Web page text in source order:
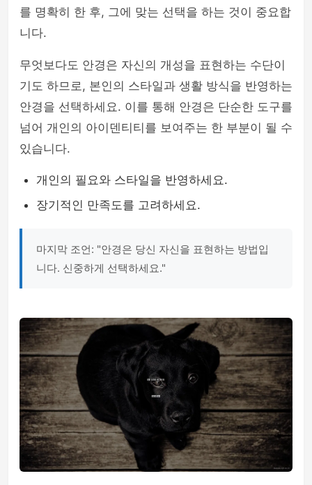
를 명확히 한 후, 그에 맞는 선택을 하는 것이 중요합
니다.
무엇보다도 안경은 자신의 개성을 표현하는 수단이
기도 하므로, 본인의 스타일과 생활 방식을 반영하는
안경을 선택하세요. 이를 통해 안경은 단순한 도구를
넘어 개인의 아이덴티티를 보여주는 한 부분이 될 수
있습니다.
개인의 필요와 스타일을 반영하세요.
장기적인 만족도를 고려하세요.
마지막 조언: "안경은 당신 자신을 표현하는 방법입
니다. 신중하게 선택하세요."